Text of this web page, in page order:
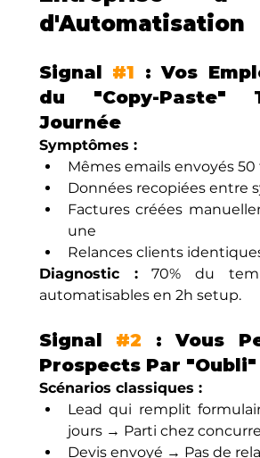
d'Automatisation
Signal #1 : Vos
du "Copy-Paste"
Journée
Symptômes :
Mêmes emails envoyés 50
Données recopiées entre
Factures créées
une
Relances clients
Diagnostic : 70% du
automatisables en 2h setup.
Signal #2 : Vous
Prospects Par "Oubli"
Scénarios classiques :
Lead qui remplit
jours → Parti chez
Devis envoyé → Pas de